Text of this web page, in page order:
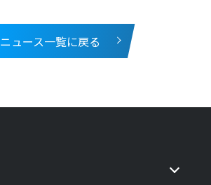
ニュース一覧に戻る